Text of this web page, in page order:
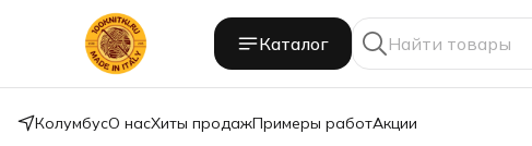
Каталог
КолумбусО насХиты продажПримеры работАкции